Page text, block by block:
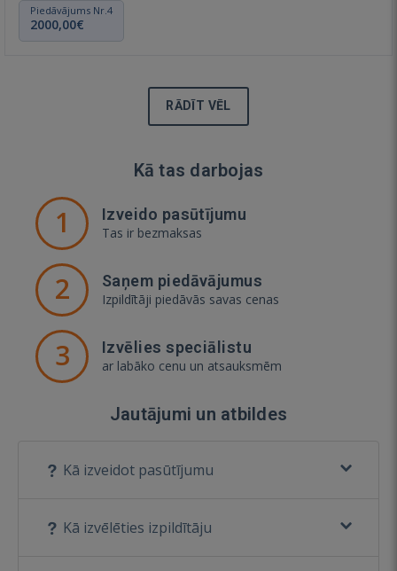
Piedāvājums Nr.4
2000,00€
RĀDĪT VĒL
Kā tas darbojas
1 Izveido pasūtījumu
Tas ir bezmaksas
2 Saņem piedāvājumus
Izpildītāji piedāvās savas cenas
3 Izvēlies speciālistu
ar labāko cenu un atsauksmēm
Jautājumi un atbildes
Kā izveidot pasūtījumu
Kā izvēlēties izpildītāju